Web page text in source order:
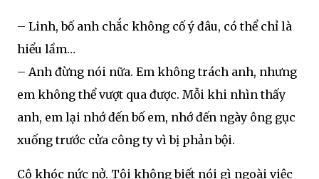
– Linh, bố anh chắc không cố ý đâu, có thể chỉ là
hiểu lầm…
– Anh đừng nói nữa. Em không trách anh, nhưng
em không thể vượt qua được. Mỗi khi nhìn thấy
anh, em lại nhớ đến bố em, nhớ đến ngày ông gục
xuống trước cửa công ty vì bị phản bội.
Cô khóc nức nở. Tôi không biết nói gì ngoài việc